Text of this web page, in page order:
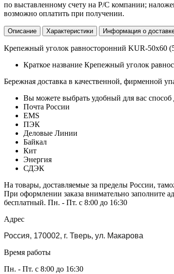
по выставленному счету на Р/С компании;
возможно оплатить при получении.
Описание Характеристики Информация о
Крепежный уголок равносторонний KUR-50х60
Краткое название Крепежный уголок
Бережная доставка в качественной, фирменной
Вы можете выбрать удобный для вас способ
Почта России
EMS
ПЭК
Деловые Линии
Байкал
Кит
Энергия
СДЭК
На товары, доставляемые за пределы России,
При оформлении заказа внимательно заполните
бесплатный. Пн. - Пт. с 8:00 до 16:30
Адрес
Россия, 170002, г. Тверь, ул. Макарова
Время работы
Пн. - Пт. с 8:00 до 16:30